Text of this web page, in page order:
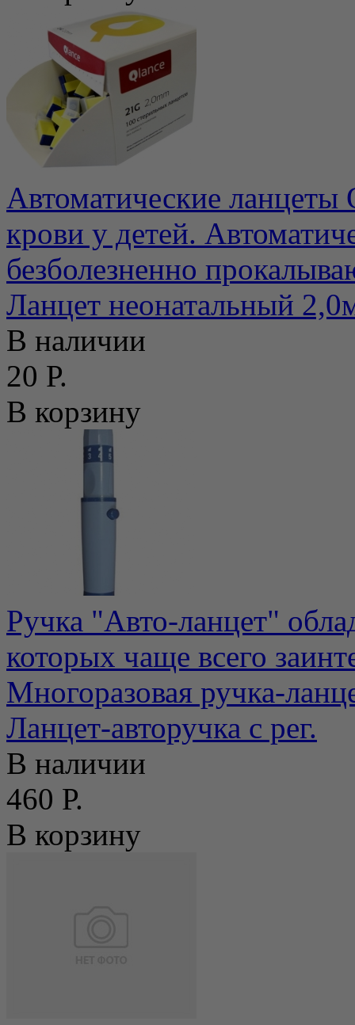
Автоматические ланцеты
крови у детей.
безболезненно
Ланцет неонатальный
В наличии
20 Р.
В корзину
Ручка "Авто-ланцет"
которых чаще всего
Многоразовая ручка-
Ланцет-авторучка с рег.
В наличии
460 Р.
В корзину